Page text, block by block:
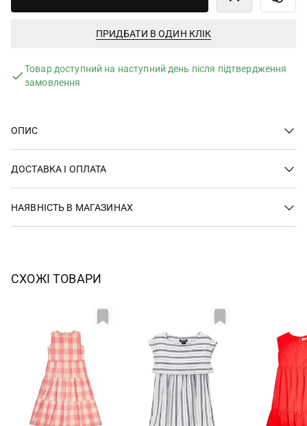
ПРИДБАТИ В ОДИН КЛІК
Товар доступний на наступний день після підтвердження
замовлення
ОПИС
ДОСТАВКА І ОПЛАТА
НАЯВНІСТЬ В МАГАЗИНАХ
СХОЖІ ТОВАРИ